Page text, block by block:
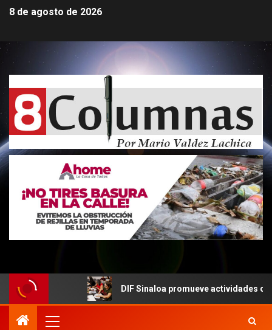
8 de agosto de 2026
DIF Sinaloa promueve actividades culturales